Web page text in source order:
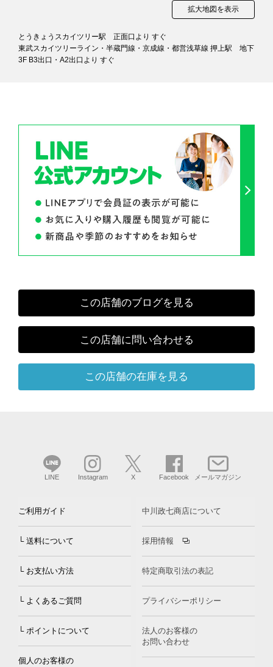
拡大地図を表示
とうきょうスカイツリー駅 正面口より すぐ
東武スカイツリーライン・半蔵門線・京成線・都営浅草線 押上駅 地下
3F B3出口・A2出口より すぐ
この店舗のブログを見る
この店舗に問い合わせる
この店舗の在庫を見る
LINE Instagram X Facebook メールマガジン
ご利用ガイド
└ 送料について
└ お支払い方法
└ よくあるご質問
└ ポイントについて
個人のお客様の
中川政七商店について
採用情報
特定商取引法の表記
プライバシーポリシー
法人のお客様の
お問い合わせ